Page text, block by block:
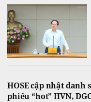
HOSE cập nhật danh
phiếu “hot” HVN,